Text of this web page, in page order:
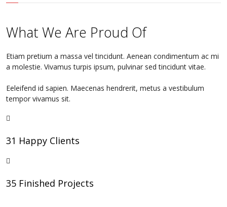
What We Are Proud Of
Etiam pretium a massa vel tincidunt. Aenean condimentum ac mi
a molestie. Vivamus turpis ipsum, pulvinar sed tincidunt vitae.
Eeleifend id sapien. Maecenas hendrerit, metus a vestibulum
tempor vivamus sit.
31 Happy Clients
35 Finished Projects